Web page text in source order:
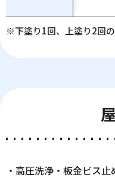
※下塗り1回、上塗り2回
・高圧洗浄・板金ビス